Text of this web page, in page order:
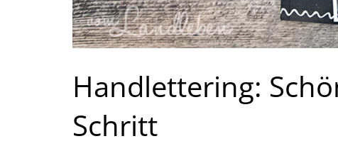
Handlettering:
Schritt